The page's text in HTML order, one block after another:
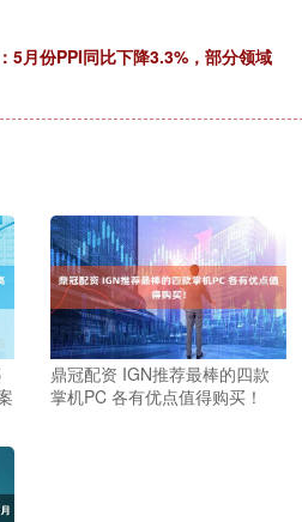
5月份PPI同比下降3.3%，部分领域
鼎冠配资 IGN推荐最棒的四款
掌机PC 各有优点值得购买！